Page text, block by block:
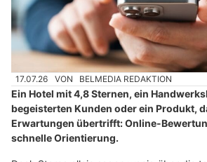
17.07.26 VON BELMEDIA REDAKTION
Ein Hotel mit 4,8 Sternen, ein
begeisterten Kunden oder ein Produkt,
Erwartungen übertrifft: Online-
schnelle Orientierung.